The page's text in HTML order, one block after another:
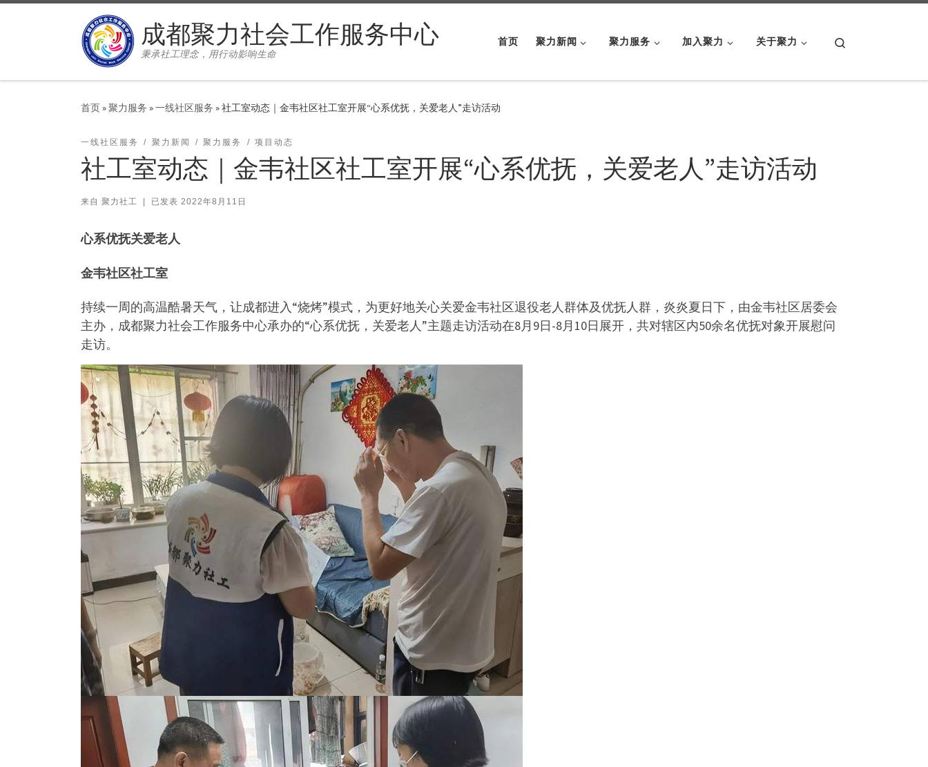
成都聚力社会工作服务中心
秉承社工理念，用行动影响生命
首页 聚力新闻 聚力服务 加入聚力 关于聚力
首页»聚力服务 »一线社区服务 »社工室动态｜金韦社区社工室开展“心系优抚，关爱老人”走访活动
一线社区服务 聚力新闻 聚力服务 项目动态
社工室动态｜金韦社区社工室开展“心系优抚，关爱老人”走访活动
来自 聚力社工 已发表 2022年8月11日
心系优抚关爱老人
金韦社区社工室
持续一周的高温酷暑天气，让成都进入“烧烤”模式，为更好地关心关爱金韦社区退役老人群体及优抚人群，炎炎夏日下，由金韦社区居委会
主办，成都聚力社会工作服务中心承办的“心系优抚，关爱老人”主题走访活动在8月9日-8月10日展开，共对辖区内50余名优抚对象开展慰问
走访。